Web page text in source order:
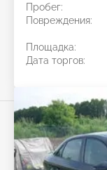
Пробег:
Повреждения:
Площадка:
Дата торгов: